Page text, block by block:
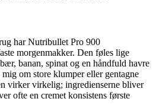
har Nutribullet Pro 900
morgenmakker. Den føles lige
banan, spinat og en håndfuld havre
om store klumper eller gentagne
virker virkelig; ingredienserne bliver
ofte en cremet konsistens første